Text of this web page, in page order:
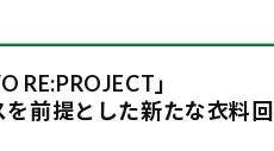
RE:PROJECT」
を前提とした新たな衣料